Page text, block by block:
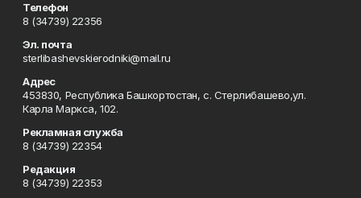
Телефон
8 (34739) 22356
Эл. почта
sterlibashevskierodniki@mail.ru
Адрес
453830, Республика Башкортостан, c. Стерлибашево,ул.
Карла Маркса, 102.
Рекламная служба
8 (34739) 22354
Редакция
8 (34739) 22353